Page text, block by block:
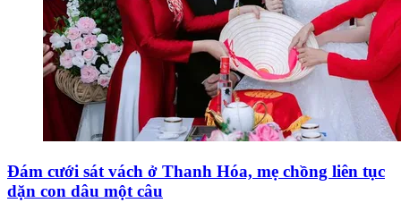
Đám cưới sát vách ở Thanh Hóa, mẹ chồng liên tục
dặn con dâu một câu